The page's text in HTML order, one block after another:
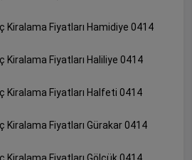
Kiralama Fiyatları Hamidiye 0414
Kiralama Fiyatları Haliliye 0414
Kiralama Fiyatları Halfeti 0414
Kiralama Fiyatları Gürakar 0414
Kiralama Fiyatları Gölcük 0414